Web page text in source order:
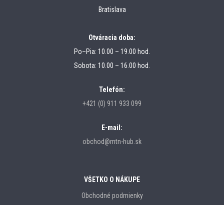
Bratislava
Otváracia doba:
Po–Pia: 10.00 – 19.00 hod.
Sobota: 10.00 – 16.00 hod.
Telefón:
+421 (0) 911 933 099
E-mail:
obchod@mtn-hub.sk
VŠETKO O NÁKUPE
Obchodné podmienky